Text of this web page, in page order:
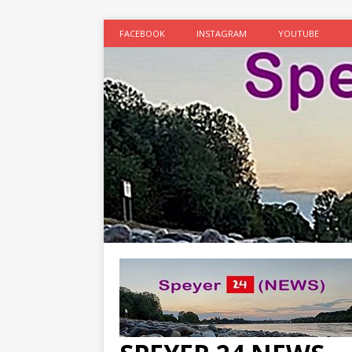
FACEBOOK INSTAGRAM YOUTUBE